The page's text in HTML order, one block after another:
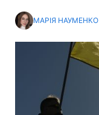
МАРІЯ НАУМЕНКО